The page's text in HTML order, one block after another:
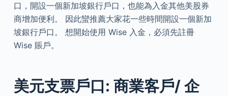
口，開設一個新加坡銀行戶口，也能為入金其他美股券
商增加便利。 因此蠻推薦大家花一些時間開設一個新加
坡銀行戶口。 想開始使用 Wise 入金，必須先註冊
Wise 賬戶。
美元支票戶口: 商業客戶/ 企